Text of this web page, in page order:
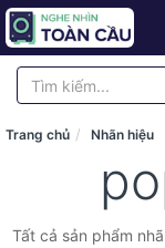
Trang chủ Nhãn hiệu
Tất cả sản phẩm